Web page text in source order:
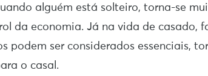
alguém está solteiro, torna-se
da economia. Já na vida de casado,
podem ser considerados essenciais,
o casal.